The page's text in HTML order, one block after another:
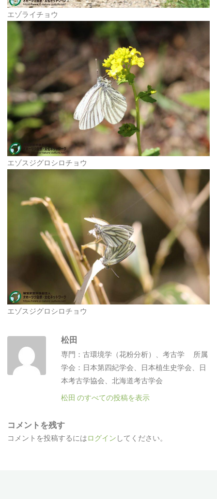
エゾライチョウ
エゾスジグロシロチョウ
エゾスジグロシロチョウ
松田
専門：古環境学（花粉分析）、考古学 所属
学会：日本第四紀学会、日本植生史学会、日
本考古学協会、北海道考古学会
松田 のすべての投稿を表示
コメントを残す
コメントを投稿するにはログイン してください。